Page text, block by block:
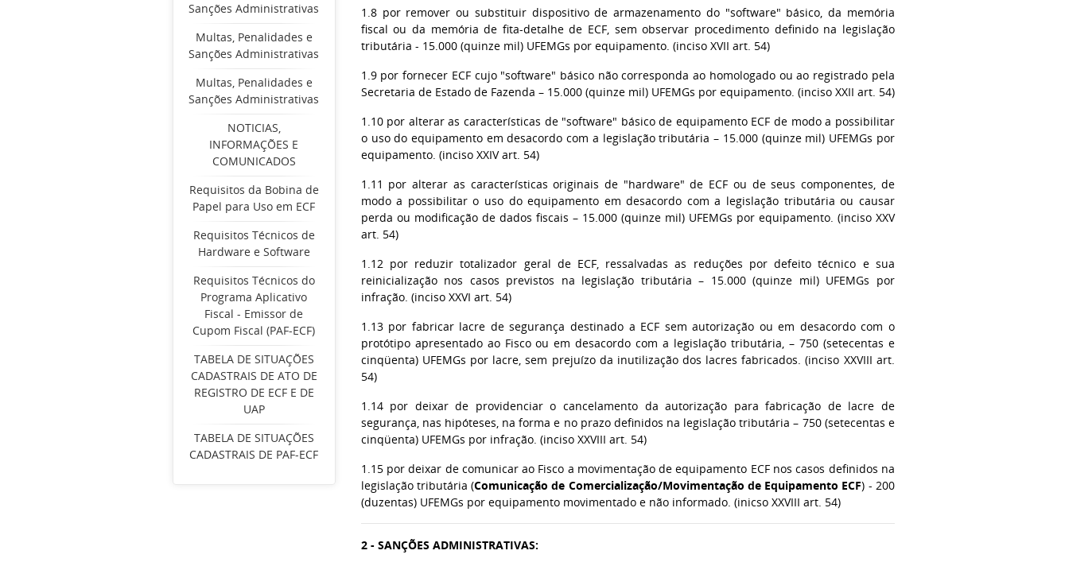
Sanções Administrativas
Multas, Penalidades e
Sanções Administrativas
Multas, Penalidades e
Sanções Administrativas
NOTICIAS,
INFORMAÇÕES E
COMUNICADOS
Requisitos da Bobina de
Papel para Uso em ECF
Requisitos Técnicos de
Hardware e Software
Requisitos Técnicos do
Programa Aplicativo
Fiscal - Emissor de
Cupom Fiscal (PAF-ECF)
TABELA DE SITUAÇÕES
CADASTRAIS DE ATO DE
REGISTRO DE ECF E DE
UAP
TABELA DE SITUAÇÕES
CADASTRAIS DE PAF-ECF
1.8 por remover ou substituir dispositivo de armazenamento do "software" básico, da memória
fiscal ou da memória de fita-detalhe de ECF, sem observar procedimento definido na legislação
tributária - 15.000 (quinze mil) UFEMGs por equipamento. (inciso XVII art. 54)
1.9 por fornecer ECF cujo "software" básico não corresponda ao homologado ou ao registrado pela
Secretaria de Estado de Fazenda – 15.000 (quinze mil) UFEMGs por equipamento. (inciso XXII art. 54)
1.10 por alterar as características de "software" básico de equipamento ECF de modo a possibilitar
o uso do equipamento em desacordo com a legislação tributária – 15.000 (quinze mil) UFEMGs por
equipamento. (inciso XXIV art. 54)
1.11 por alterar as características originais de "hardware" de ECF ou de seus componentes, de
modo a possibilitar o uso do equipamento em desacordo com a legislação tributária ou causar
perda ou modificação de dados fiscais – 15.000 (quinze mil) UFEMGs por equipamento. (inciso XXV
art. 54)
1.12 por reduzir totalizador geral de ECF, ressalvadas as reduções por defeito técnico e sua
reinicialização nos casos previstos na legislação tributária – 15.000 (quinze mil) UFEMGs por
infração. (inciso XXVI art. 54)
1.13 por fabricar lacre de segurança destinado a ECF sem autorização ou em desacordo com o
protótipo apresentado ao Fisco ou em desacordo com a legislação tributária, – 750 (setecentas e
cinqüenta) UFEMGs por lacre, sem prejuízo da inutilização dos lacres fabricados. (inciso XXVIII art.
54)
1.14 por deixar de providenciar o cancelamento da autorização para fabricação de lacre de
segurança, nas hipóteses, na forma e no prazo definidos na legislação tributária – 750 (setecentas e
cinqüenta) UFEMGs por infração. (inciso XXVIII art. 54)
1.15 por deixar de comunicar ao Fisco a movimentação de equipamento ECF nos casos definidos na
legislação tributária (Comunicação de Comercialização/Movimentação de Equipamento ECF) - 200
(duzentas) UFEMGs por equipamento movimentado e não informado. (inicso XXVIII art. 54)
2 - SANÇÕES ADMINISTRATIVAS: